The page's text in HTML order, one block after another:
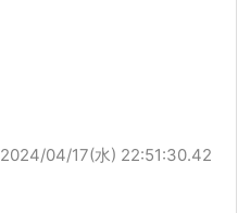
2024/04/17(水) 22:51:30.42